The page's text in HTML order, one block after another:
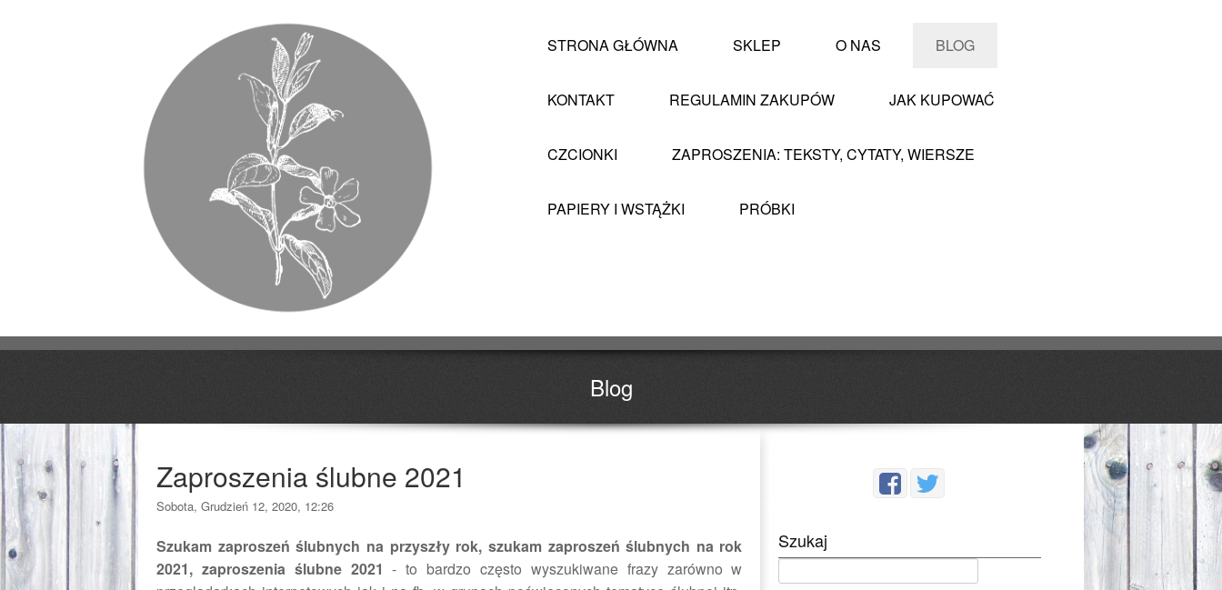
STRONA GŁÓWNA SKLEP O NAS BLOG
KONTAKT REGULAMIN ZAKUPÓW JAK KUPOWAĆ
CZCIONKI ZAPROSZENIA: TEKSTY, CYTATY, WIERSZE
PAPIERY I WSTĄŻKI PRÓBKI
Blog
Zaproszenia ślubne 2021
Sobota, Grudzień 12, 2020, 12:26
Szukam zaproszeń ślubnych na przyszły rok, szukam zaproszeń ślubnych na rok
2021, zaproszenia ślubne 2021 - to bardzo często wyszukiwane frazy zarówno w
Szukaj